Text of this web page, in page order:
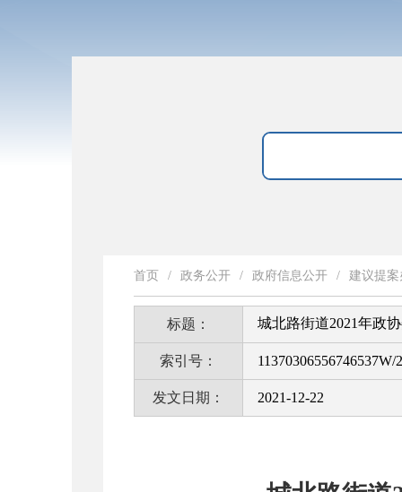
首页 / 政务公开 / 政府信息公开 / 建议提案
标题： 城北路街道2021年政
索引号： 11370306556746537W/
发文日期： 2021-12-22